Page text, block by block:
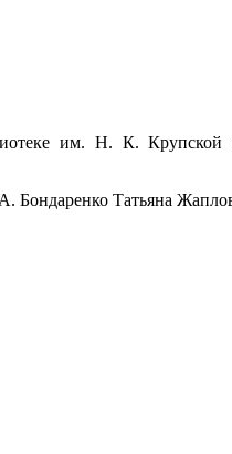
им. Н. К. Крупской
Бондаренко Татьяна